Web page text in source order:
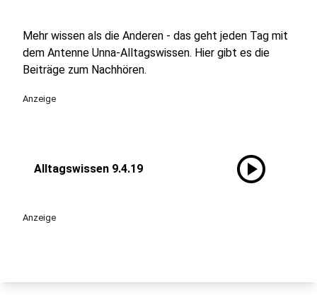
Mehr wissen als die Anderen - das geht jeden Tag mit
dem Antenne Unna-Alltagswissen. Hier gibt es die
Beiträge zum Nachhören.
Anzeige
Alltagswissen 9.4.19 play_circle
Anzeige